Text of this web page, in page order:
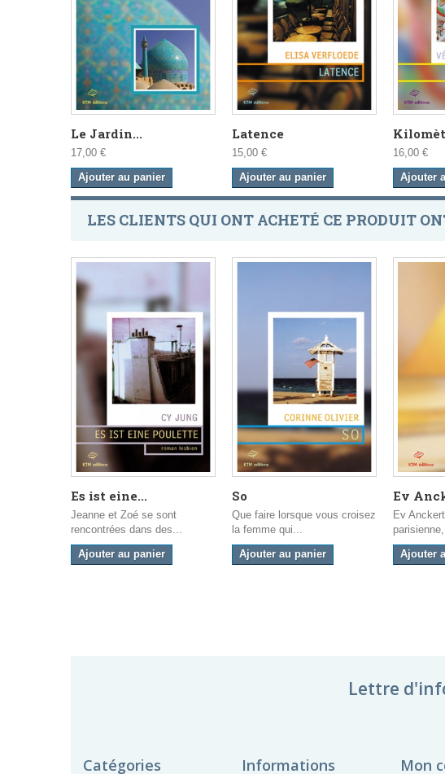
Le Jardin...
17,00 €
Ajouter au panier
Latence
15,00 €
Ajouter au panier
16,00 €
Ajouter
LES CLIENTS QUI ONT ACHETÉ CE PRODUIT
Es ist eine...
Jeanne et Zoé se sont
rencontrées dans des...
Ajouter au panier
So
Que faire lorsque vous croisez
la femme qui...
Ajouter au panier
Ev
Ev
Ajouter
Lettre
Catégories Informations Mon